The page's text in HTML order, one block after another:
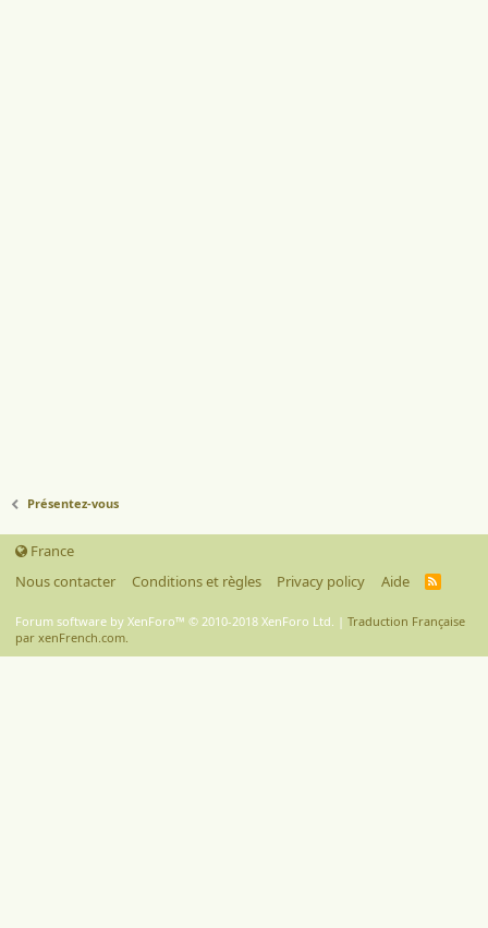
Présentez-vous
France
Nous contacter
Conditions et règles Privacy policy Aide
R
Forum software by XenForo™ © 2010-2018 XenForo Ltd. | Traduction Française
par xenFrench.com.